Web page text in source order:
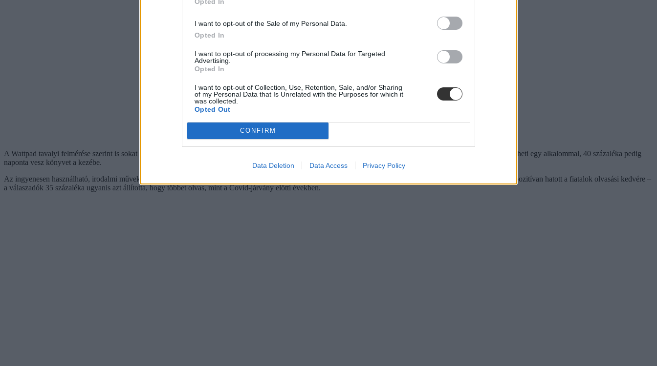
I want to opt-out of the Sale of my Personal Data.
Opted In
I want to opt-out of processing my Personal Data for Targeted
Advertising.
Opted In
I want to opt-out of Collection, Use, Retention, Sale, and/or Sharing
of my Personal Data that Is Unrelated with the Purposes for which it
was collected.
Opted Out
CONFIRM
Data Deletion Data Access Privacy Policy
A Wattpad tavalyi felmérése szerint is sokat olvasnak a fiatalok. Az általuk közzétett adatokból kiderült, hogy az 1995 és 2009 között születettek 55 százaléka legalább heti egy alkalommal, 40 százaléka pedig
naponta vesz könyvet a kezébe.
Az ingyenesen használható, irodalmi művek megosztására és olvasására alkalmas közösségi hálózat felméréséből azt is meg lehetet tudni, hogy a koronavírus-járvány pozitívan hatott a fiatalok olvasási kedvére –
a válaszadók 35 százaléka ugyanis azt állította, hogy többet olvas, mint a Covid-járvány előtti években.